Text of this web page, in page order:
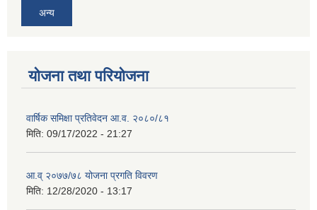
अन्य
योजना तथा परियोजना
वार्षिक समिक्षा प्रतिवेदन आ.व. २०८०/८१
मिति: 09/17/2022 - 21:27
आ.व् २०७७/७८ योजना प्रगति विवरण
मिति: 12/28/2020 - 13:17